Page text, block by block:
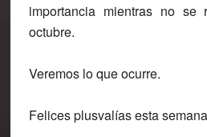
importancia mientras no
octubre.
Veremos lo que ocurre.
Felices plusvalías esta